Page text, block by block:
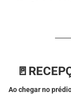
Ao chegar no